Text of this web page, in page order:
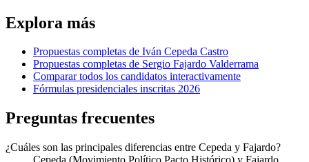
Explora más
Propuestas completas de Iván Cepeda Castro
Propuestas completas de Sergio Fajardo Valderrama
Comparar todos los candidatos interactivamente
Fórmulas presidenciales inscritas 2026
Preguntas frecuentes
¿Cuáles son las principales diferencias entre Cepeda y Fajardo?